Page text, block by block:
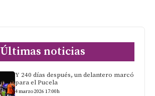
Últimas noticias
Y 240 días después, un delantero marcó
para el Pucela
4 marzo 2026 17:00h